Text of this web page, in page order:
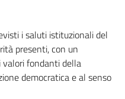
i saluti istituzionali del
presenti, con un
valori fondanti della
democratica e al senso